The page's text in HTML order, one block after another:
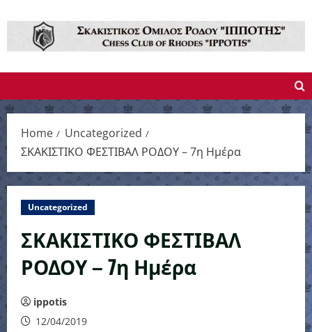
content
Home
Uncategorized
ΣΚΑΚΙΣΤΙΚΟ ΦΕΣΤΙΒΑΛ ΡΟΔΟΥ – 7η Ημέρα
Uncategorized
ΣΚΑΚΙΣΤΙΚΟ ΦΕΣΤΙΒΑΛ
ΡΟΔΟΥ – 7η Ημέρα
ippotis
12/04/2019